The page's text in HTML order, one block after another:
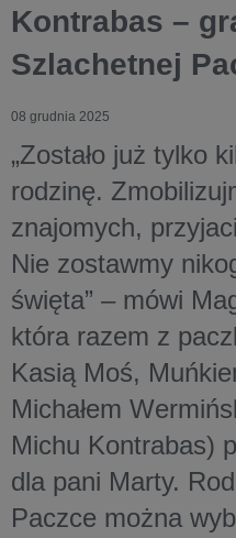
Kontrabas –
Szlachetnej
08 grudnia 2025
„Zostało już tylko
rodzinę.
znajomych,
Nie zostawmy
święta” – mówi
która razem z
Kasią Moś,
Michałem
Michu Kontrabas)
dla pani Marty.
Paczce można